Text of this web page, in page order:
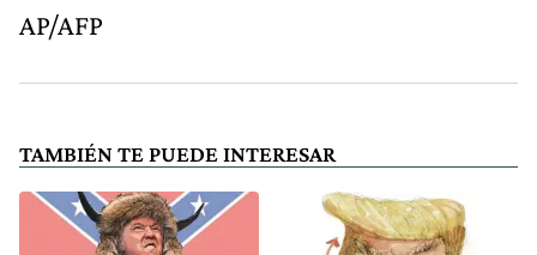
AP/AFP
TAMBIÉN TE PUEDE INTERESAR